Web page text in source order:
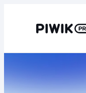
Analytics